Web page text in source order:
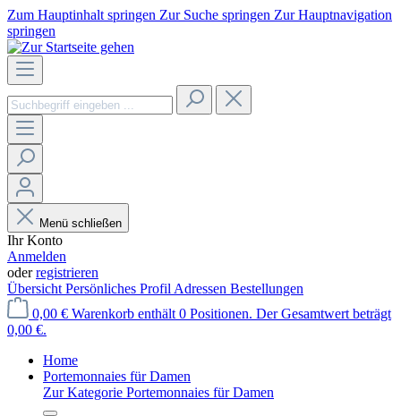
Zum Hauptinhalt springen Zur Suche springen Zur Hauptnavigation
springen
Menü schließen
Ihr Konto
Anmelden
oderregistrieren
Übersicht Persönliches Profil Adressen Bestellungen
0,00 € Warenkorb enthält 0 Positionen. Der Gesamtwert beträgt
0,00 €.
Home
Portemonnaies für Damen
Zur Kategorie Portemonnaies für Damen